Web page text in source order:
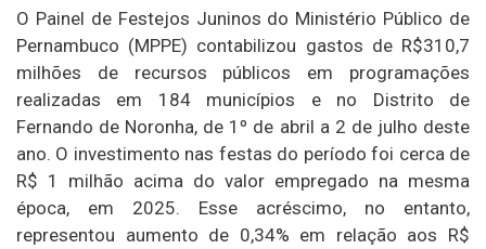
O Painel de Festejos Juninos do Ministério Público de
Pernambuco (MPPE) contabilizou gastos de R$310,7
milhões de recursos públicos em programações
realizadas em 184 municípios e no Distrito de
Fernando de Noronha, de 1º de abril a 2 de julho deste
ano. O investimento nas festas do período foi cerca de
R$ 1 milhão acima do valor empregado na mesma
época, em 2025. Esse acréscimo, no entanto,
representou aumento de 0,34% em relação aos R$